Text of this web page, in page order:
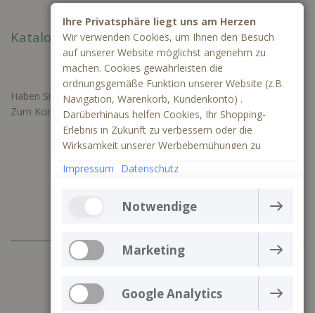
Kataloge
Haben Sie Fragen oder benötigen Sie ein individuelles Angebot?
Zum Kontaktformular
+49 (0) 3641 797 99 83
service@allebacker-shop.de
Ihre Privatsphäre liegt uns am Herzen
Wir verwenden Cookies, um Ihnen den Besuch
auf unserer Website möglichst angenehm zu
machen. Cookies gewährleisten die
ordnungsgemäße Funktion unserer Website (z.B.
Navigation, Warenkorb, Kundenkonto) .
Darüberhinaus helfen Cookies, Ihr Shopping-
Erlebnis in Zukunft zu verbessern oder die
Wirksamkeit unserer Werbebemühungen zu
Cookies und Tracking mittels Google Analytics
besser verstehen, wie unsere Seite genutzt wird.
Impressum Datenschutz
Notwendige
Die Webseite kann ohne notwendige Cookies nicht
richtig funktionieren. Sie gewährleisten einen
technisch einwandfreien Betrieb der Website und
Mehr Informationen
Marketing
Marketing-Cookies werden verwendet, um die
Aktionen der Besucher auf der Website zu verfolgen
und zu erfassen. Cookies speichern Nutzerdaten und
Google Analytics